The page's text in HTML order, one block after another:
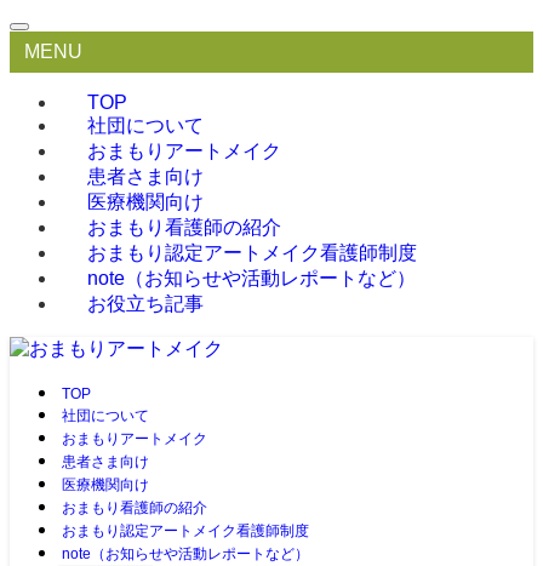
MENU
TOP
社団について
おまもりアートメイク
患者さま向け
医療機関向け
おまもり看護師の紹介
おまもり認定アートメイク看護師制度
note（お知らせや活動レポートなど）
お役立ち記事
TOP
社団について
おまもりアートメイク
患者さま向け
医療機関向け
おまもり看護師の紹介
おまもり認定アートメイク看護師制度
note（お知らせや活動レポートなど）